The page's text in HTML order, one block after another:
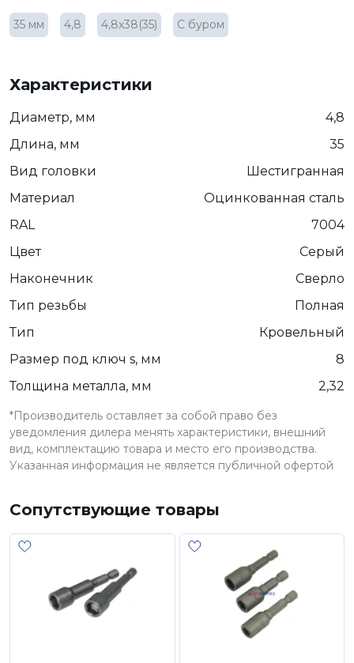
35 мм 4,8 4,8х38(35) С буром
Характеристики
Диаметр, мм
4,8
Длина, мм
35
Вид головки
Шестигранная
Материал
Оцинкованная сталь
RAL
7004
Цвет
Серый
Наконечник
Сверло
Тип резьбы
Полная
Тип
Кровельный
Размер под ключ s, мм
8
Толщина металла, мм
2,32
*Производитель оставляет за собой право без
уведомления дилера менять характеристики, внешний
вид, комплектацию товара и место его производства.
Указанная информация не является публичной офертой
Сопутствующие товары